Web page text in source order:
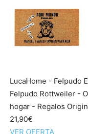
LucaHome - Felpudo
Felpudo Rottweiler -
hogar - Regalos
21,90€
VER OFERTA